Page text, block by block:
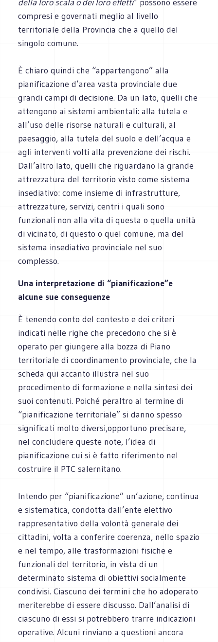
della loro scala o dei loro effetti” possono essere
compresi e governati meglio al livello
territoriale della Provincia che a quello del
singolo comune.
È chiaro quindi che “appartengono” alla
pianificazione d’area vasta provinciale due
grandi campi di decisione. Da un lato, quelli che
attengono ai sistemi ambientali: alla tutela e
all’uso delle risorse naturali e culturali, al
paesaggio, alla tutela del suolo e dell’acqua e
agli interventi volti alla prevenzione dei rischi.
Dall’altro lato, quelli che riguardano la grande
attrezzatura del territorio visto come sistema
insediativo: come insieme di infrastrutture,
attrezzature, servizi, centri i quali sono
funzionali non alla vita di questa o quella unità
di vicinato, di questo o quel comune, ma del
sistema insediativo provinciale nel suo
complesso.
Una interpretazione di “pianificazione”e
alcune sue conseguenze
È tenendo conto del contesto e dei criteri
indicati nelle righe che precedono che si è
operato per giungere alla bozza di Piano
territoriale di coordinamento provinciale, che la
scheda qui accanto illustra nel suo
procedimento di formazione e nella sintesi dei
suoi contenuti. Poiché peraltro al termine di
“pianificazione territoriale” si danno spesso
significati molto diversi,opportuno precisare,
nel concludere queste note, l’idea di
pianificazione cui si è fatto riferimento nel
costruire il PTC salernitano.
Intendo per “pianificazione” un’azione, continua
e sistematica, condotta dall’ente elettivo
rappresentativo della volontà generale dei
cittadini, volta a conferire coerenza, nello spazio
e nel tempo, alle trasformazioni fisiche e
funzionali del territorio, in vista di un
determinato sistema di obiettivi socialmente
condivisi. Ciascuno dei termini che ho adoperato
meriterebbe di essere discusso. Dall’analisi di
ciascuno di essi si potrebbero trarre indicazioni
operative. Alcuni rinviano a questioni ancora